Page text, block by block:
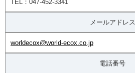
TEL：047-452-3341
メールアドレス
worldecox@world-ecox.co.jp
電話番号